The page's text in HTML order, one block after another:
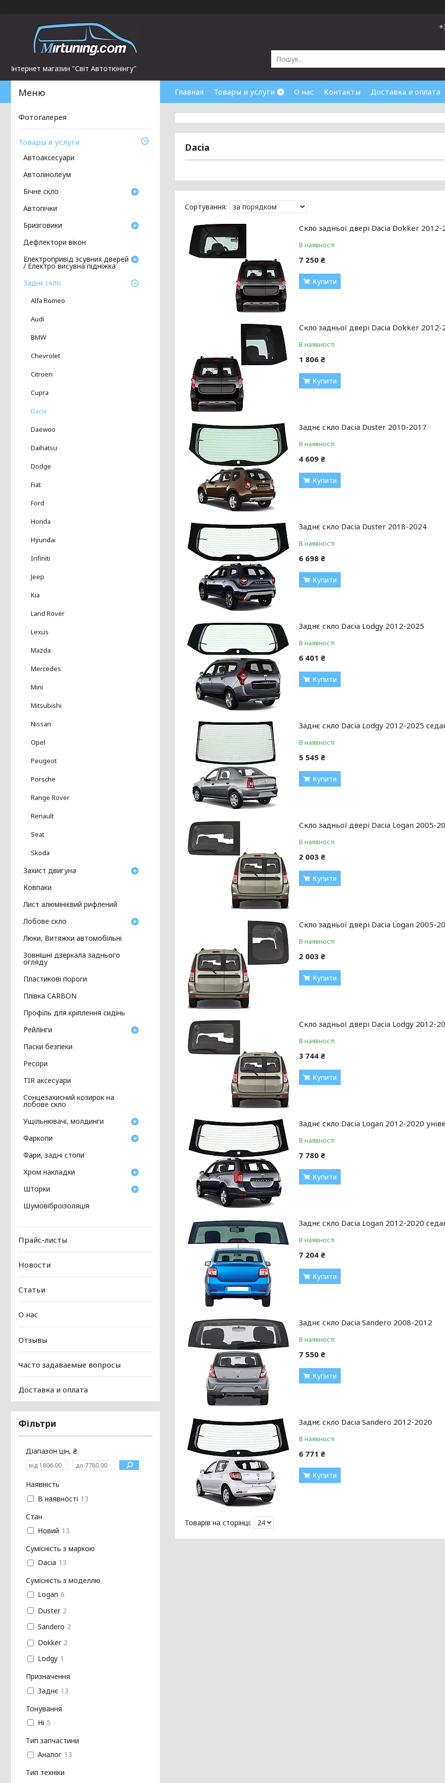
Інтернет магазин "Світ Автотюнінгу"
Главная Товары и услуги О нас Контакты Доставка и оплата
Dacia
Скло задньої двері Dacia Dokker 2012-
В наявності
7 250 ₴
Купити
Скло задньої двері Dacia Dokker
В наявності
1 806 ₴
Купити
Заднє скло Dacia Duster 2010-2017
В наявності
4 609 ₴
Купити
Заднє скло Dacia Duster 2018-2024
В наявності
6 698 ₴
Купити
Заднє скло Dacia Lodgy 2012-2025
В наявності
6 401 ₴
Купити
Заднє скло Dacia Lodgy 2012-2025
В наявності
5 545 ₴
Купити
Скло задньої двері Dacia Logan 2005-
В наявності
2 003 ₴
Купити
Скло задньої двері Dacia Logan 2005-
В наявності
2 003 ₴
Купити
Скло задньої двері Dacia Lodgy 2012-
В наявності
3 744 ₴
Купити
Заднє скло Dacia Logan 2012-2020
В наявності
7 780 ₴
Купити
Заднє скло Dacia Logan 2012-2020
В наявності
7 204 ₴
Купити
Заднє скло Dacia Sandero 2008-2012
В наявності
7 550 ₴
Купити
Заднє скло Dacia Sandero 2012-2020
В наявності
6 771 ₴
Купити
Фотогалерея
Товары и услуги
Автоаксесуари
Автолінолеум
Бічне скло
Автопічки
Бризговики
Дефлектори вікон
Електропривід зсувних дверей
/ Електро висувна підніжка
Заднє скло
Alfa Romeo
Audi
BMW
Chevrolet
Citroen
Cupra
Dacia
Daewoo
Daihatsu
Dodge
Fiat
Ford
Honda
Hyundai
Infiniti
Jeep
Kia
Land Rover
Lexus
Mazda
Mercedes
Mini
Mitsubishi
Nissan
Opel
Peugeot
Porsche
Range Rover
Renault
Seat
Skoda
Захист двигуна
Ковпаки
Лист алюмінієвий рифлений
Лобове скло
Люки, Витяжки автомобільні
Зовнішні дзеркала заднього
огляду
Пластикові пороги
Плівка CARBON
Профіль для кріплення сидінь
Рейлінги
Паски безпеки
Ресори
TIR аксесуари
Сонцезахисний козирок на
лобове скло
Ущільнювачі, молдинги
Фаркопи
Фари, задні стопи
Хром накладки
Шторки
Шумовіброізоляція
Прайс-листы
Новости
Статьи
О нас
Отзывы
Часто задаваемые вопросы
Доставка и оплата
Фільтри
Діапазон цін, ₴
Наявність
В наявності 13
Стан
Новий 13
Сумісність з маркою
Dacia 13
Сумісність з моделлю
Logan 6
Duster 2
Sandero 2
Dokker 2
Lodgy 1
Призначення
Заднє 13
Тонування
Ні 5
Тип запчастини
Аналог 13
Тип техніки